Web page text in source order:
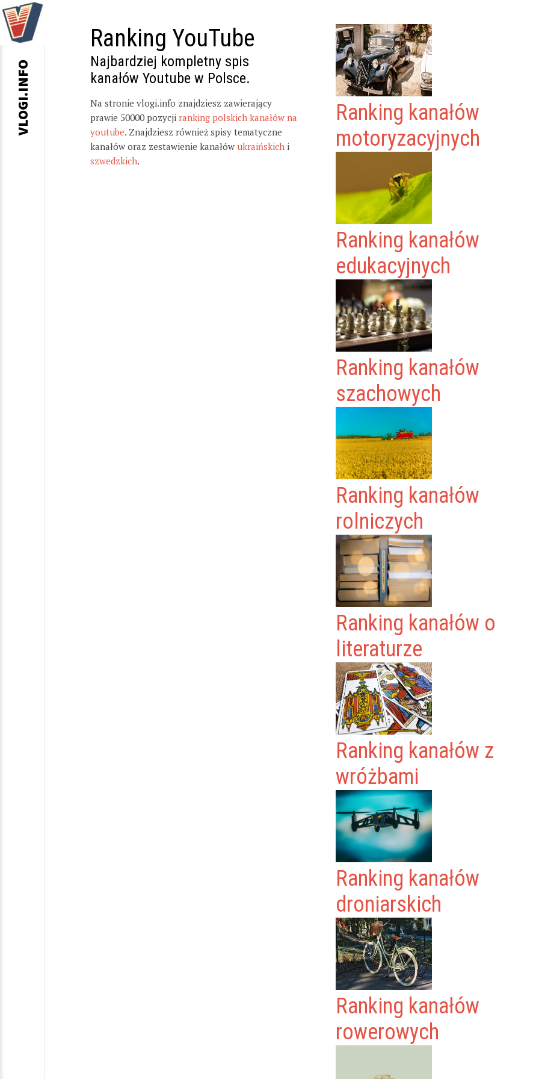
Ranking YouTube
Najbardziej kompletny spis
kanałów Youtube w Polsce.
Na stronie vlogi.info znajdziesz zawierający
prawie 50000 pozycji ranking polskich kanałów na
youtube. Znajdziesz również spisy tematyczne
kanałów oraz zestawienie kanałów ukraińskich i
szwedzkich.
Ranking kanałów
motoryzacyjnych
Ranking kanałów
edukacyjnych
Ranking kanałów
szachowych
Ranking kanałów
rolniczych
Ranking kanałów o
literaturze
Ranking kanałów z
wróżbami
Ranking kanałów
droniarskich
Ranking kanałów
rowerowych
VLOGI.INFO